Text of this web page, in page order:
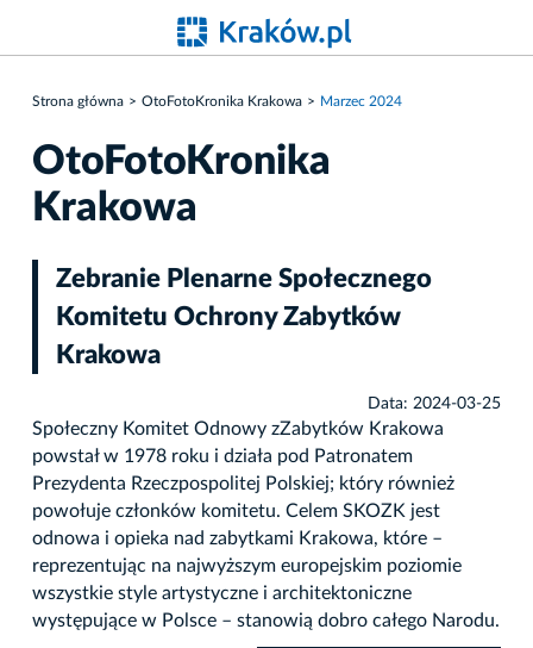
Strona główna OtoFotoKronika Krakowa Marzec 2024
OtoFotoKronika
Krakowa
Zebranie Plenarne Społecznego
Komitetu Ochrony Zabytków
Krakowa
Data: 2024-03-25
Społeczny Komitet Odnowy zZabytków Krakowa
powstał w 1978 roku i działa pod Patronatem
Prezydenta Rzeczpospolitej Polskiej; który również
powołuje członków komitetu. Celem SKOZK jest
odnowa i opieka nad zabytkami Krakowa, które –
reprezentując na najwyższym europejskim poziomie
wszystkie style artystyczne i architektoniczne
występujące w Polsce – stanowią dobro całego Narodu.